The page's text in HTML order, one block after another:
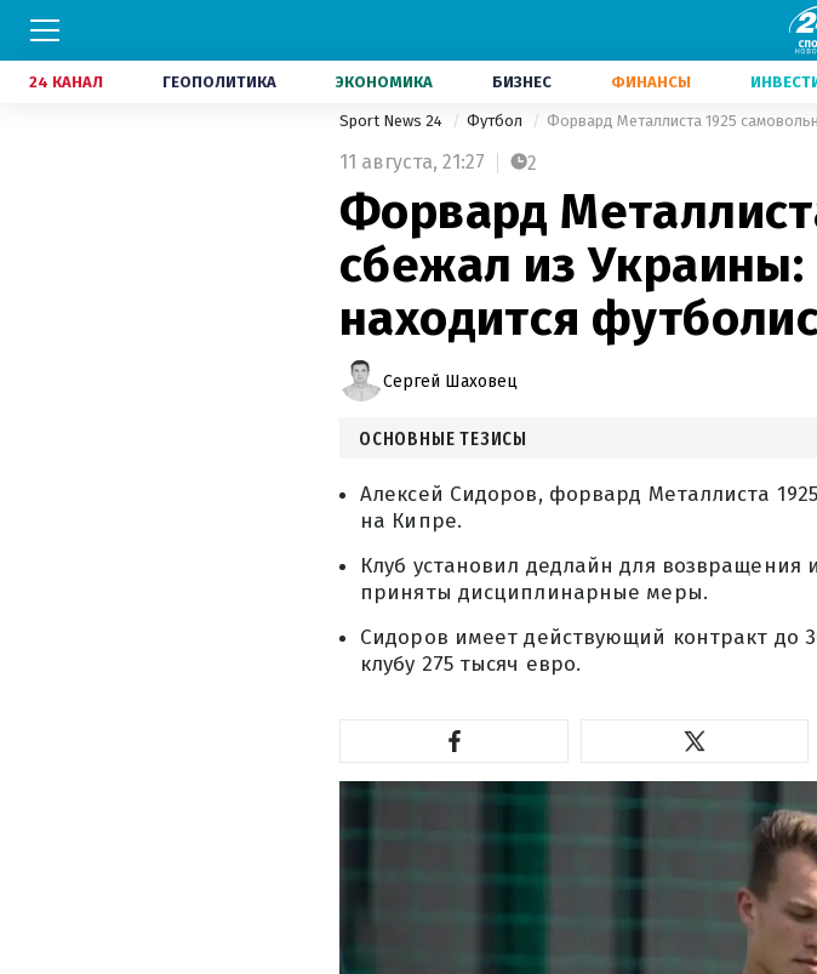
24 КАНАЛ ГЕОПОЛИТИКА ЭКОНОМИКА БИЗНЕС ФИНАНСЫ
Sport News 24 Футбол Форвард Металлиста 1925
11 августа, 21:27 2
Форвард
сбежал из Украины:
находится
Сергей Шаховец
ОСНОВНЫЕ ТЕЗИСЫ
Алексей Сидоров, форвард Металлиста
на Кипре.
Клуб установил дедлайн для возвращения
приняты дисциплинарные меры.
Сидоров имеет действующий контракт до
клубу 275 тысяч евро.